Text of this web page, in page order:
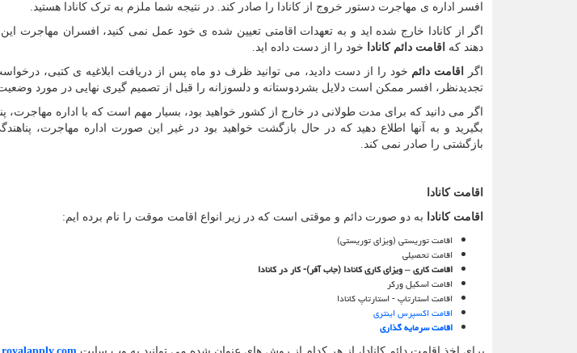
افسر اداره ی مهاجرت دستور خروج از کانادا را صادر کند. در نتیجه شما ملزم به ترک کانادا هستید.
اگر از کانادا خارج شده اید و به تعهدات اقامتی تعیین شده ی خود عمل نمی کنید، افسران مهاجرت
دهند که اقامت دائم کانادا خود را از دست داده اید.
اگر
اقامت دائم خود را از دست دادید، می توانید ظرف دو ماه پس از دریافت ابلاغیه ی کتبی،
تجدیدنظر، افسر ممکن است دلایل بشردوستانه و دلسوزانه را قبل از تصمیم گیری نهایی در مورد
اگر می دانید که برای مدت طولانی در خارج از کشور خواهید بود، بسیار مهم است که با اداره مهاجرت،
بگیرید و به آنها اطلاع دهید که در حال بازگشت خواهید بود در غیر این صورت اداره مهاجرت،
بازگشتی را صادر نمی کند.
اقامت کانادا
اقامت کانادا به دو صورت دائم و موقتی است که در زیر انواع اقامت موقت را نام برده ایم:
اقامت توریستی (ویزای توریستی)
اقامت تحصیلی
اقامت کاری–ویزای کاری کانادا (جاب آفر)- کار در کانادا
اقامت اسکیل ورکر
اقامت استارتاپ - استارتاپ کانادا
اقامت اکسپرس اینتری
اقامت سرمایه گذاری